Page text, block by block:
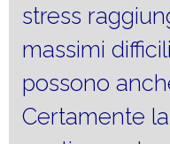
stress
massimi
possono
Certamente